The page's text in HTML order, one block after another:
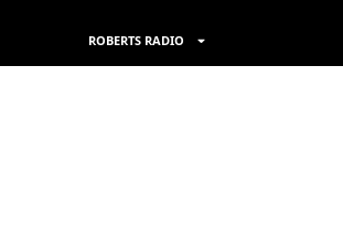
ROBERTS RADIO